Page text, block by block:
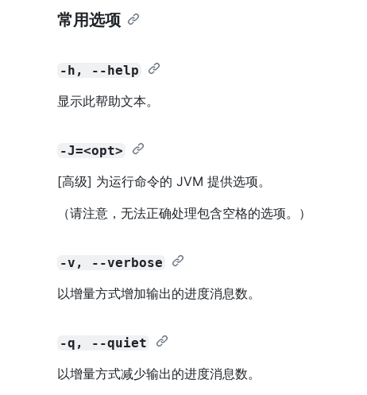
常用选项
-h, --help
显示此帮助文本。
-J=<opt>
[高级] 为运行命令的 JVM 提供选项。
（请注意，无法正确处理包含空格的选项。）
-v, --verbose
以增量方式增加输出的进度消息数。
-q, --quiet
以增量方式减少输出的进度消息数。